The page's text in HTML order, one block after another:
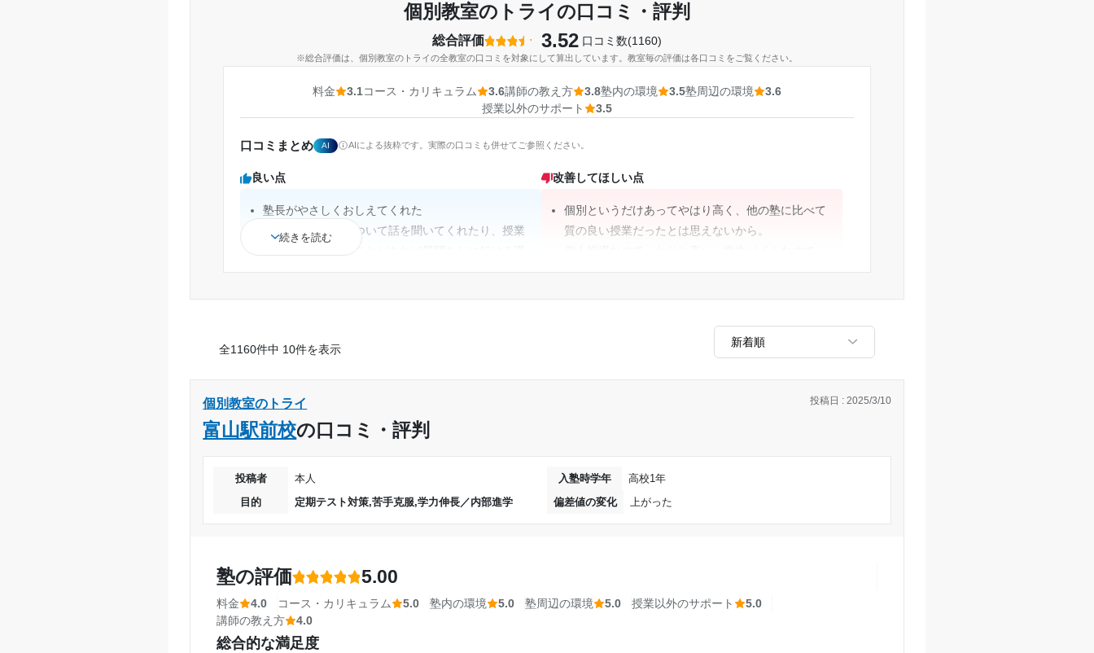
個別教室のトライの口コミ・評判
総合評価 3.52 口コミ数(1160)
※総合評価は、個別教室のトライの全教室の口コミを対象にして算出しています。教室毎の評価は各口コミをご覧ください。
料金 3.1コース・カリキュラム 3.6講師の教え方 3.8塾内の環境 3.5塾周辺の環境
3.6
授業以外のサポート
3.5
口コミまとめ AI AIによる抜粋です。実際の口コミも併せてご参照ください。
良い点
塾長がやさしくおしえてくれた
日々の学校生活について話を聞いてくれたり、授業
一対一で教えてくれるため、すぐに学ぶことができ
パフォーマンスが良いのでとても満足することがで
きた
改善してほしい点
個別というだけあってやはり高く、他の塾に比べて
質の良い授業だったとは思えないから。
たかと言われると、当たり外れが多いとよく聞くの
続きを読む
全1160件中 10件を表示
個別教室のトライ
富山駅前校の口コミ・評判
投稿日 : 2025/3/10
投稿者 本人 入塾時学年
高校1年
目的
定期テスト対策,苦手克服,学力伸長／内部進学 偏差値の変化 上がった
塾の評価 5.00
料金 4.0 コース・カリキュラム 5.0 塾内の環境 5.0 塾周辺の環境 5.0 授業以外のサポート
5.0
講師の教え方
4.0
総合的な満足度